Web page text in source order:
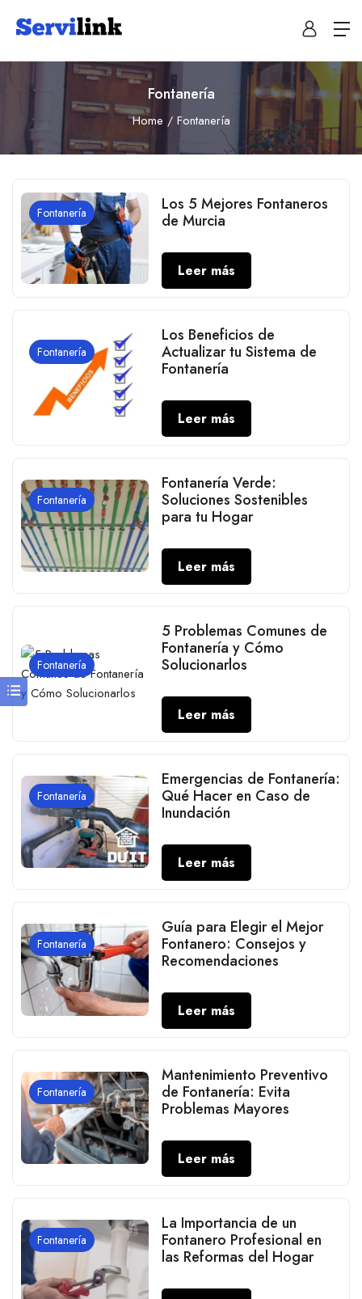
Fontanería
Home Fontanería
Fontanería
Los 5 Mejores Fontaneros
de Murcia
Leer más
Fontanería
Los Beneficios de
Actualizar tu Sistema de
Fontanería
Leer más
Fontanería
Fontanería Verde:
Soluciones Sostenibles
para tu Hogar
Leer más
Fontanería
5 Problemas Comunes de
Fontanería y Cómo
Solucionarlos
Leer más
Fontanería
Emergencias de Fontanería:
Qué Hacer en Caso de
Inundación
Leer más
Fontanería
Guía para Elegir el Mejor
Fontanero: Consejos y
Recomendaciones
Leer más
Fontanería
Mantenimiento Preventivo
de Fontanería: Evita
Problemas Mayores
Leer más
Fontanería
La Importancia de un
Fontanero Profesional en
las Reformas del Hogar